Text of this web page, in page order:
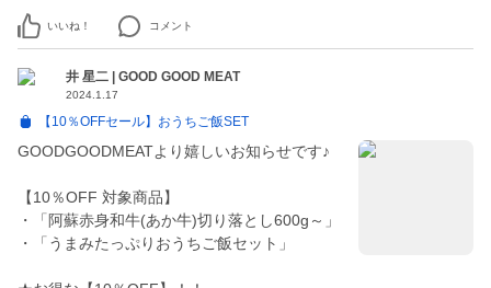
いいね！ コメント
井 星二 | GOOD GOOD MEAT
2024.1.17
【10％OFFセール】おうちご飯SET
GOODGOODMEATより嬉しいお知らせです♪
【10％OFF 対象商品】
・「阿蘇赤身和牛(あか牛)切り落とし600g～」
・「うまみたっぷりおうちご飯セット」